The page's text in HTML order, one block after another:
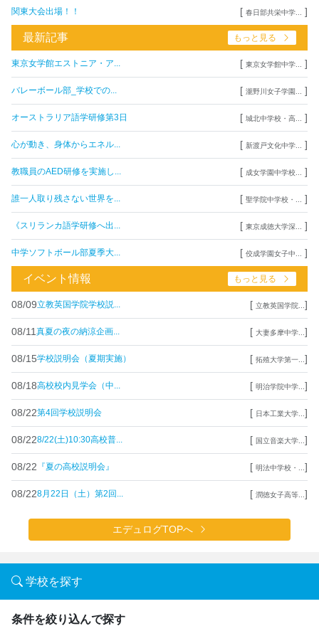
関東大会出場！！ [ 春日部共栄中学... ]
最新記事 もっと見る
東京女学館エストニア・ア... [ 東京女学館中学... ]
バレーボール部_学校での... [ 瀧野川女子学園... ]
オーストラリア語学研修第3日 [ 城北中学校・高... ]
心が動き、身体からエネル... [ 新渡戸文化中学... ]
教職員のAED研修を実施し... [ 成女学園中学校... ]
誰一人取り残さない世界を... [ 聖学院中学校・... ]
《スリランカ語学研修へ出... [ 東京成徳大学深... ]
中学ソフトボール部夏季大... [ 佼成学園女子中... ]
イベント情報 もっと見る
08/09立教英国学院学校説... [ 立教英国学院... ]
08/11 真夏の夜の納涼企画... [ 大妻多摩中学... ]
08/15学校説明会（夏期実施） [ 拓殖大学第一... ]
08/18高校校内見学会（中... [ 明治学院中学... ]
08/22第4回学校説明会 [ 日本工業大学... ]
08/228/22(土)10:30高校普... [ 国立音楽大学... ]
08/22 『夏の高校説明会』 [ 明法中学校・... ]
08/228月22日（土）第2回... [ 潤徳女子高等... ]
エデュログTOPへ
学校を探す
条件を絞り込んで探す